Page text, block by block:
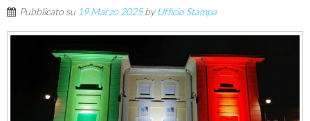
Pubblicato su 19 Marzo 2025by Ufficio Stampa